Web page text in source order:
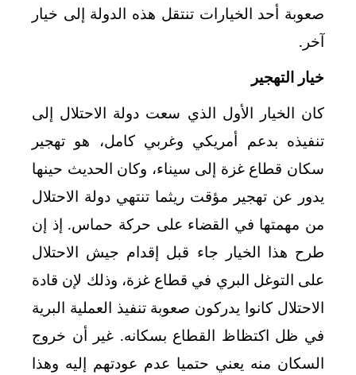
صعوبة أحد الخيارات تنتقل هذه الدولة إلى خيار
آخر.
خيار التهجير
كان الخيار الأول الذي سعت دولة الاحتلال إلى
تنفيذه بدعم أمريكي وغربي كامل، هو تهجير
سكان قطاع غزة إلى سيناء، وكان الحديث حينها
يدور عن تهجير مؤقت ريثما تنتهي دولة الاحتلال
من مهمتها في القضاء على حركة حماس. إذ إن
طرح هذا الخيار جاء قبل إقدام جيش الاحتلال
على التوغل البري في قطاع غزة، وذلك لإن قادة
الاحتلال كانوا يدركون صعوبة تنفيذ العملية البرية
في ظل اكتظاظ القطاع بسكانه. غير أن خروج
السكان منه يعني حتميا عدم عودتهم إليه وهذا